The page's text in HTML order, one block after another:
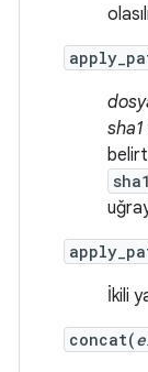
sha1
İkili
concat(